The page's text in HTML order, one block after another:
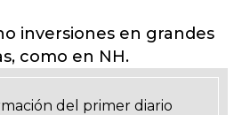
inversiones en grandes
como en NH.
del primer diario